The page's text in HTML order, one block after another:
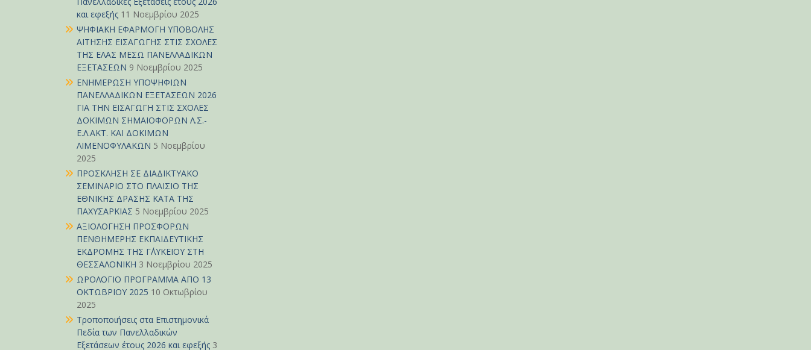
και εφεξής 11 Νοεμβρίου 2025
ΨΗΦΙΑΚΗ ΕΦΑΡΜΟΓΗ ΥΠΟΒΟΛΗΣ
ΑΙΤΗΣΗΣ ΕΙΣΑΓΩΓΗΣ ΣΤΙΣ ΣΧΟΛΕΣ
ΤΗΣ ΕΛΑΣ ΜΕΣΩ ΠΑΝΕΛΛΑΔΙΚΩΝ
ΕΞΕΤΑΣΕΩΝ 9 Νοεμβρίου 2025
ΕΝΗΜΕΡΩΣΗ ΥΠΟΨΗΦΙΩΝ
ΠΑΝΕΛΛΑΔΙΚΩΝ ΕΞΕΤΑΣΕΩΝ 2026
ΓΙΑ ΤΗΝ ΕΙΣΑΓΩΓΗ ΣΤΙΣ ΣΧΟΛΕΣ
ΔΟΚΙΜΩΝ ΣΗΜΑΙΟΦΟΡΩΝ Λ.Σ.-
Ε.Λ.ΑΚΤ. ΚΑΙ ΔΟΚΙΜΩΝ
ΛΙΜΕΝΟΦΥΛΑΚΩΝ 5 Νοεμβρίου
2025
ΠΡΟΣΚΛΗΣΗ ΣΕ ΔΙΑΔΙΚΤΥΑΚΟ
ΣΕΜΙΝΑΡΙΟ ΣΤΟ ΠΛΑΙΣΙΟ ΤΗΣ
ΕΘΝΙΚΗΣ ΔΡΑΣΗΣ ΚΑΤΑ ΤΗΣ
ΠΑΧΥΣΑΡΚΙΑΣ 5 Νοεμβρίου 2025
ΑΞΙΟΛΟΓΗΣΗ ΠΡΟΣΦΟΡΩΝ
ΠΕΝΘΗΜΕΡΗΣ ΕΚΠΑΙΔΕΥΤΙΚΗΣ
ΕΚΔΡΟΜΗΣ ΤΗΣ Γ΄ΛΥΚΕΙΟΥ ΣΤΗ
ΘΕΣΣΑΛΟΝΙΚΗ 3 Νοεμβρίου 2025
ΩΡΟΛΟΓΙΟ ΠΡΟΓΡΑΜΜΑ ΑΠΟ 13
ΟΚΤΩΒΡΙΟΥ 2025 10 Οκτωβρίου
2025
Τροποποιήσεις στα Επιστημονικά
Πεδία των Πανελλαδικών
Εξετάσεων έτους 2026 και εφεξής 3